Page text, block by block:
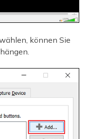
können Sie